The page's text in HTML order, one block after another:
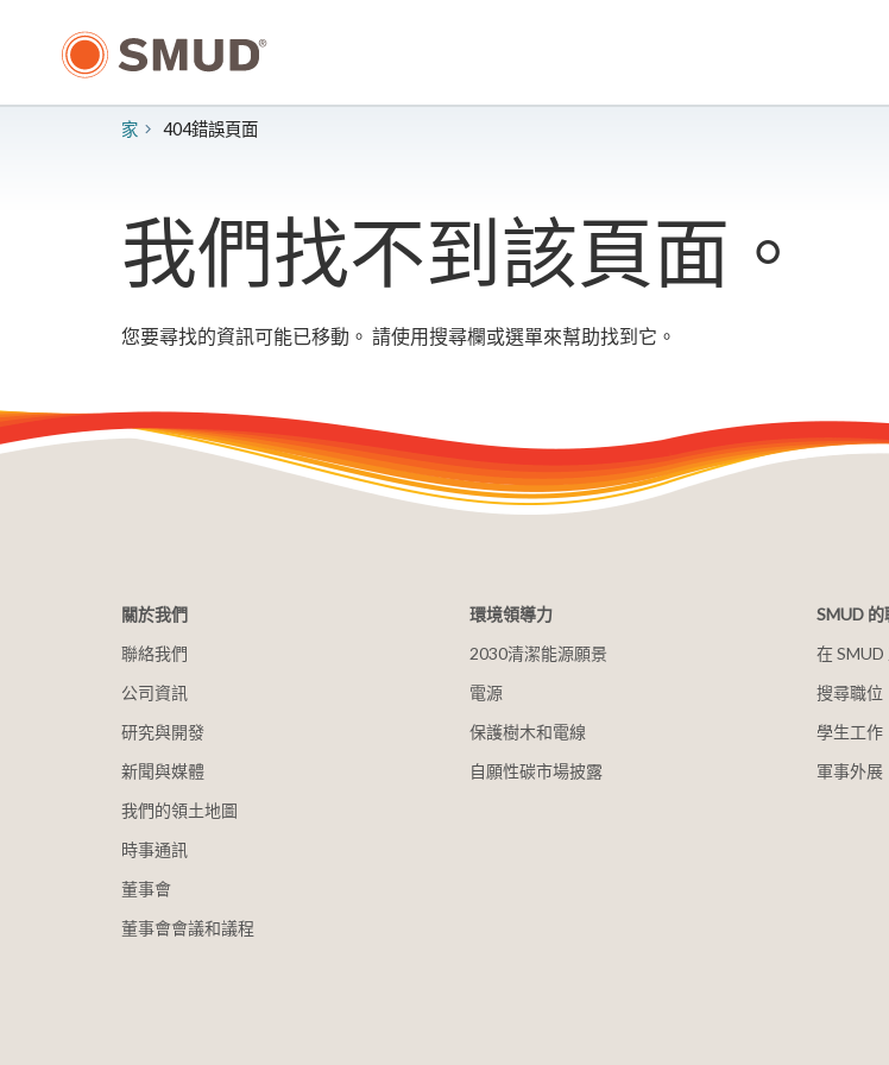
家 404錯誤頁面
我們找不到該頁面。
您要尋找的資訊可能已移動。 請使用搜尋欄或選單來幫助找到它。
關於我們
聯絡我們
公司資訊
研究與開發
新聞與媒體
我們的領土地圖
時事通訊
董事會
董事會會議和議程
環境領導力
2030清潔能源願景
電源
保護樹木和電線
自願性碳市場披露
SMUD
在 SMUD
搜尋職位
學生工作
軍事外展